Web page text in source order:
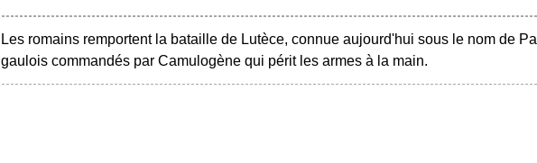
Les romains remportent la bataille de Lutèce, connue aujourd'hui sous le nom de
gaulois commandés par Camulogène qui périt les armes à la main.